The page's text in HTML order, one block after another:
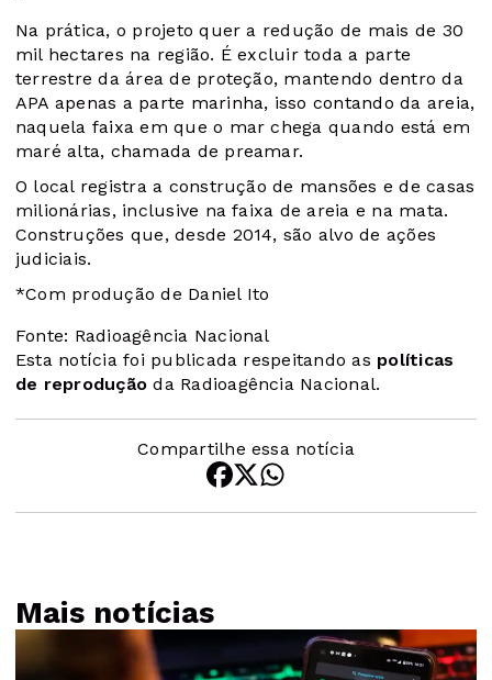
Na prática, o projeto quer a redução de mais de 30
mil hectares na região. É excluir toda a parte
terrestre da área de proteção, mantendo dentro da
APA apenas a parte marinha, isso contando da areia,
naquela faixa em que o mar chega quando está em
maré alta, chamada de preamar.
O local registra a construção de mansões e de casas
milionárias, inclusive na faixa de areia e na mata.
Construções que, desde 2014, são alvo de ações
judiciais.
*Com produção de Daniel Ito
Fonte: Radioagência Nacional
Esta notícia foi publicada respeitando as políticas
de reprodução da Radioagência Nacional.
Compartilhe essa notícia
Mais notícias